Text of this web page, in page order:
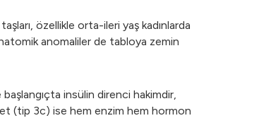
özellikle orta-ileri yaş kadınlarda
anomaliler de tabloya zemin
insülin direnci hakimdir,
(tip 3c) ise hem enzim hem hormon